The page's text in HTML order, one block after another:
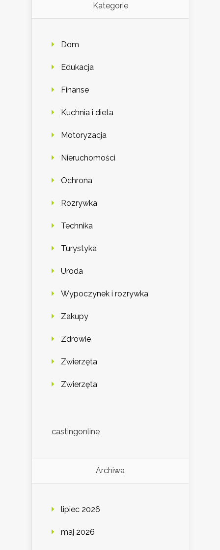
Kategorie
Dom
Edukacja
Finanse
Kuchnia i dieta
Motoryzacja
Nieruchomości
Ochrona
Rozrywka
Technika
Turystyka
Uroda
Wypoczynek i rozrywka
Zakupy
Zdrowie
Zwierzęta
Zwierzęta
castingonline
Archiwa
lipiec 2026
maj 2026